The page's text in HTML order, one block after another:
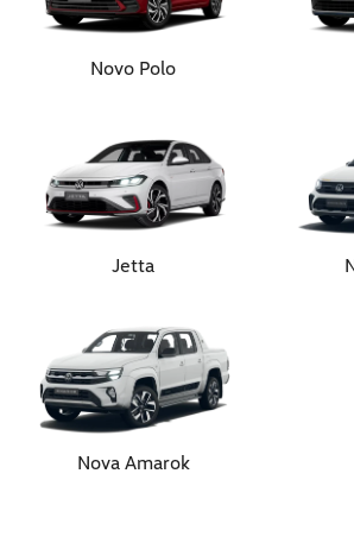
Novo Polo
Jetta
Nova Amarok